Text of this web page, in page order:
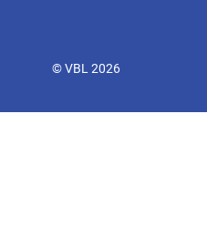
© VBL 2026